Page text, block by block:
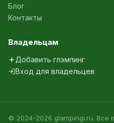
Блог
Контакты
Владельцам
Добавить глэмпинг
Вход для владельцев
© 2024-2026 glampingi.ru. Все